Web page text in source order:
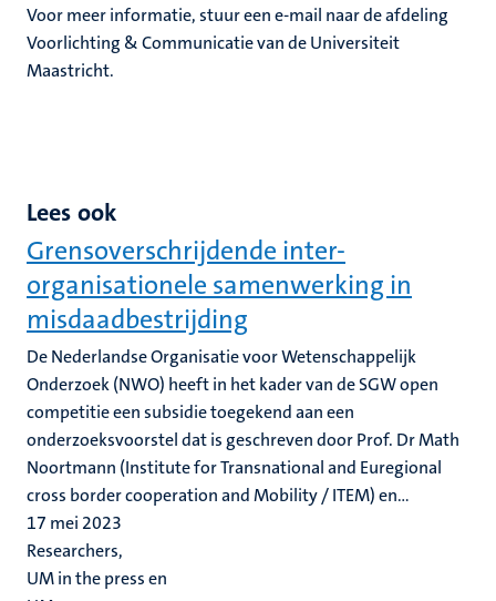
Voor meer informatie, stuur een e-mail naar de afdeling
Voorlichting & Communicatie van de Universiteit
Maastricht.
Lees ook
Grensoverschrijdende inter-
organisationele samenwerking in
misdaadbestrijding
De Nederlandse Organisatie voor Wetenschappelijk
Onderzoek (NWO) heeft in het kader van de SGW open
competitie een subsidie toegekend aan een
onderzoeksvoorstel dat is geschreven door Prof. Dr Math
Noortmann (Institute for Transnational and Euregional
cross border cooperation and Mobility / ITEM) en...
17 mei 2023
Researchers,
UM in the press en